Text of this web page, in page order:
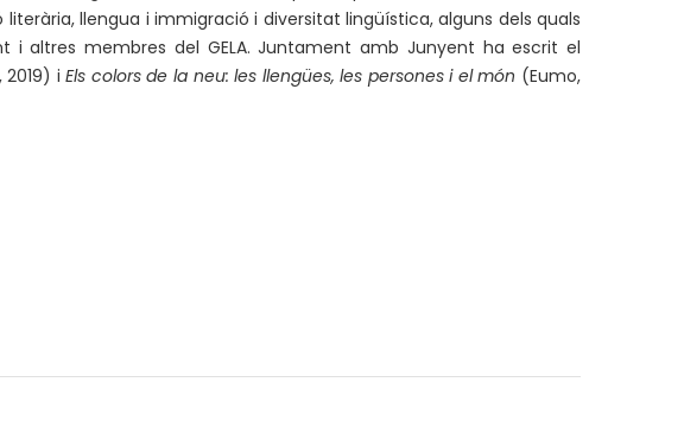
llengua i immigració i diversitat lingüística, alguns dels quals
i altres membres del GELA. Juntament amb Junyent ha escrit el
2019) iEls colors de la neu: les llengües, les persones i el món (Eumo,